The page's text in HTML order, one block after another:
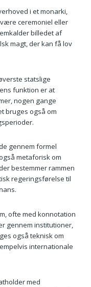
i et monarki,
ceremoniel eller
billedet af
magt, der kan få lov
statslige
funktion er at
nogen gange
bruges også om
gennem formel
metaforisk om
bestemmer rammen
regeringsførelse til
ofte med konnotation
gennem institutioner,
også teknisk om
internationale
med